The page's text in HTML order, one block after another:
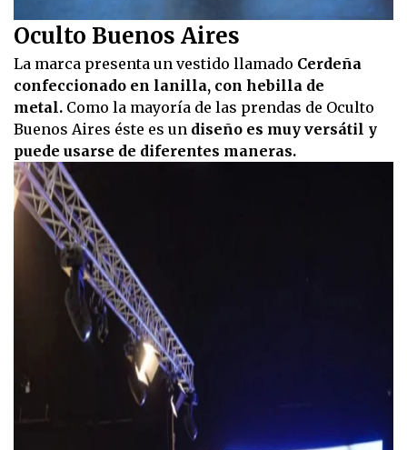
Oculto Buenos Aires
La marca presenta un vestido llamado Cerdeña
confeccionado en lanilla, con hebilla de
metal. Como la mayoría de las prendas de Oculto
Buenos Aires éste es un diseño es muy versátil y
puede usarse de diferentes maneras.